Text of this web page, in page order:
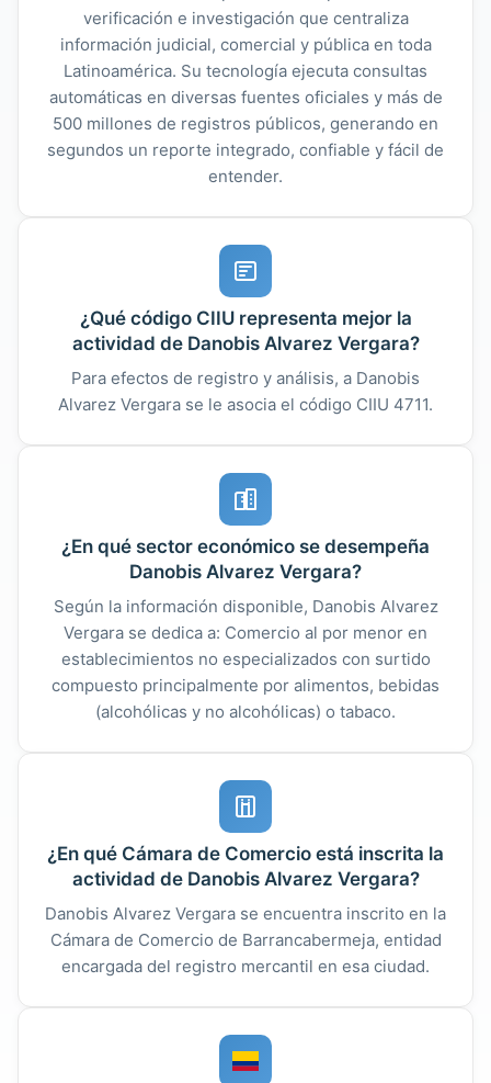
verificación e investigación que centraliza
información judicial, comercial y pública en toda
Latinoamérica. Su tecnología ejecuta consultas
automáticas en diversas fuentes oficiales y más de
500 millones de registros públicos, generando en
segundos un reporte integrado, confiable y fácil de
entender.
¿Qué código CIIU representa mejor la
actividad de Danobis Alvarez Vergara?
Para efectos de registro y análisis, a Danobis
Alvarez Vergara se le asocia el código CIIU 4711.
¿En qué sector económico se desempeña
Danobis Alvarez Vergara?
Según la información disponible, Danobis Alvarez
Vergara se dedica a: Comercio al por menor en
establecimientos no especializados con surtido
compuesto principalmente por alimentos, bebidas
(alcohólicas y no alcohólicas) o tabaco.
¿En qué Cámara de Comercio está inscrita la
actividad de Danobis Alvarez Vergara?
Danobis Alvarez Vergara se encuentra inscrito en la
Cámara de Comercio de Barrancabermeja, entidad
encargada del registro mercantil en esa ciudad.